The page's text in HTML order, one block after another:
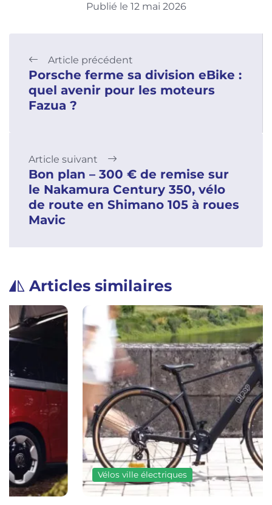
Publié le 12 mai 2026
Article précédent
Porsche ferme sa division eBike :
quel avenir pour les moteurs
Fazua ?
Article suivant
Bon plan – 300 € de remise sur
le Nakamura Century 350, vélo
de route en Shimano 105 à roues
Mavic
Articles similaires
Vélos ville électriques